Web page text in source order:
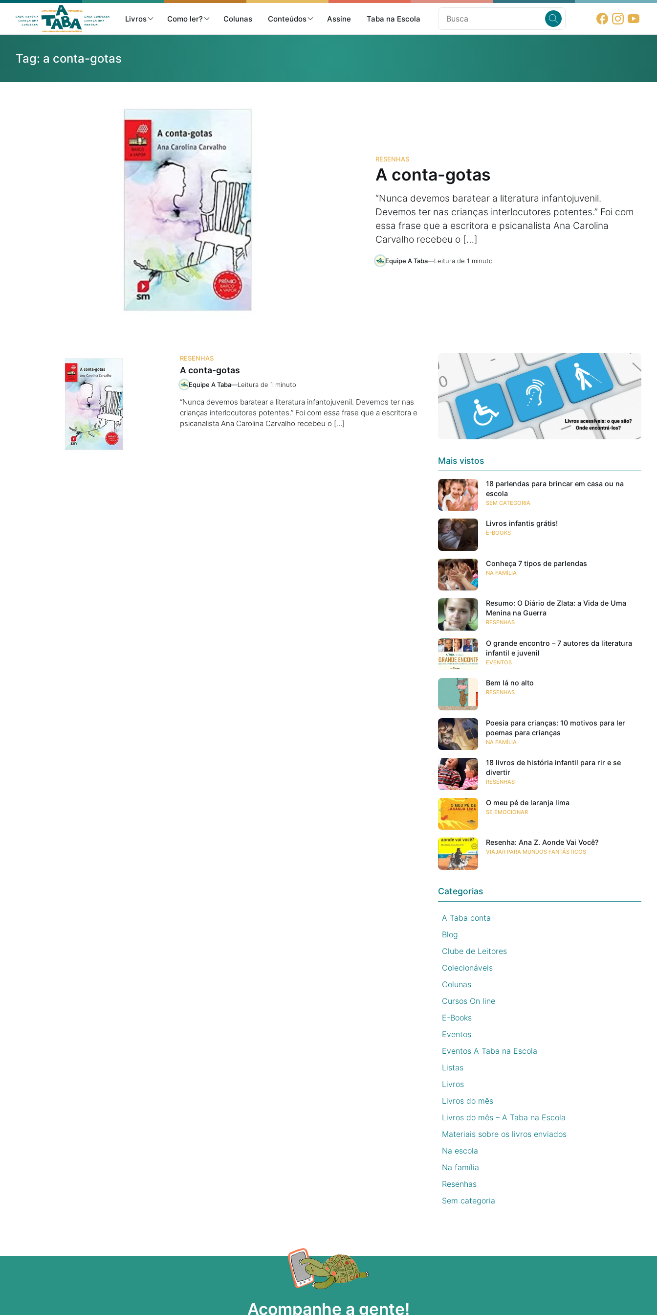
Livros Como ler? Colunas Conteúdos Assine Taba na Escola
Cursos On line
Tag: a conta-gotas
RESENHAS
A conta-gotas
“Nunca devemos baratear a literatura infantojuvenil.
Devemos ter nas crianças interlocutores potentes.” Foi com
essa frase que a escritora e psicanalista Ana Carolina
Carvalho recebeu o […]
Equipe A Taba—Leitura de 1 minuto
RESENHAS
A conta-gotas
Equipe A Taba—Leitura de 1 minuto
“Nunca devemos baratear a literatura infantojuvenil. Devemos ter nas
crianças interlocutores potentes.” Foi com essa frase que a escritora e
psicanalista Ana Carolina Carvalho recebeu o […]
Mais vistos
18 parlendas para brincar em casa ou na
escola
SEM CATEGORIA
Livros infantis grátis!
E-BOOKS
Conheça 7 tipos de parlendas
NA FAMÍLIA
Resumo: O Diário de Zlata: a Vida de Uma
Menina na Guerra
RESENHAS
O grande encontro – 7 autores da literatura
infantil e juvenil
EVENTOS
Bem lá no alto
RESENHAS
Poesia para crianças: 10 motivos para ler
poemas para crianças
NA FAMÍLIA
18 livros de história infantil para rir e se
divertir
RESENHAS
O meu pé de laranja lima
SE EMOCIONAR
Resenha: Ana Z. Aonde Vai Você?
VIAJAR PARA MUNDOS FANTÁSTICOS
Categorias
A Taba conta
Blog
Clube de Leitores
Colecionáveis
Colunas
Cursos On line
E-Books
Eventos
Eventos A Taba na Escola
Listas
Livros
Livros do mês
Livros do mês – A Taba na Escola
Materiais sobre os livros enviados
Na escola
Na família
Resenhas
Sem categoria
Acompanhe a gente!